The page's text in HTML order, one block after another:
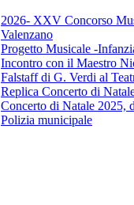
2026- XXV Concorso
Valenzano
Progetto Musicale -
Incontro con il Maestro
Falstaff di G. Verdi al
Replica Concerto di
Concerto di Natale 2025,
Polizia municipale